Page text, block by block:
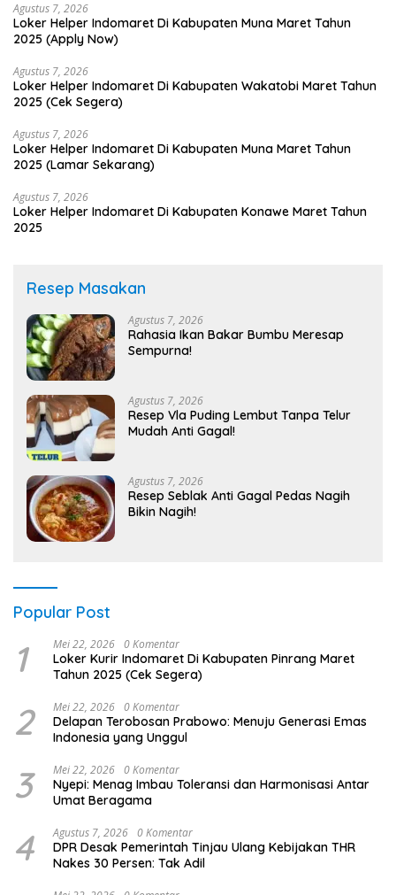
Agustus 7, 2026
Loker Helper Indomaret Di Kabupaten Muna Maret Tahun
2025 (Apply Now)
Agustus 7, 2026
Loker Helper Indomaret Di Kabupaten Wakatobi Maret Tahun
2025 (Cek Segera)
Agustus 7, 2026
Loker Helper Indomaret Di Kabupaten Muna Maret Tahun
2025 (Lamar Sekarang)
Agustus 7, 2026
Loker Helper Indomaret Di Kabupaten Konawe Maret Tahun
2025
Resep Masakan
Agustus 7, 2026
Rahasia Ikan Bakar Bumbu Meresap
Sempurna!
Agustus 7, 2026
Resep Vla Puding Lembut Tanpa Telur
Mudah Anti Gagal!
Agustus 7, 2026
Resep Seblak Anti Gagal Pedas Nagih
Bikin Nagih!
Popular Post
1 Mei 22, 2026 0 Komentar
Loker Kurir Indomaret Di Kabupaten Pinrang Maret
Tahun 2025 (Cek Segera)
2 Mei 22, 2026 0 Komentar
Delapan Terobosan Prabowo: Menuju Generasi Emas
Indonesia yang Unggul
3 Mei 22, 2026 0 Komentar
Nyepi: Menag Imbau Toleransi dan Harmonisasi Antar
Umat Beragama
4 Agustus 7, 2026 0 Komentar
DPR Desak Pemerintah Tinjau Ulang Kebijakan THR
Nakes 30 Persen: Tak Adil